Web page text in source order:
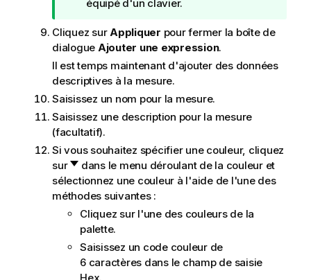
équipé d'un clavier.
Cliquez surAppliquer pour fermer la boîte de
dialogue Ajouter une expression.
Il est temps maintenant d'ajouter des données
descriptives à la mesure.
Saisissez un nom pour la mesure.
Saisissez une description pour la mesure
(facultatif).
Si vous souhaitez spécifier une couleur, cliquez
sur
dans le menu déroulant de la couleur et
sélectionnez une couleur à l'aide de l'une des
méthodes suivantes :
Cliquez sur l'une des couleurs de la
palette.
Saisissez un code couleur de
6 caractères dans le champ de saisie